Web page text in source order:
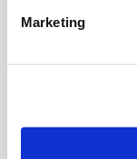
Marketing
CHLEB I PIECZYWO